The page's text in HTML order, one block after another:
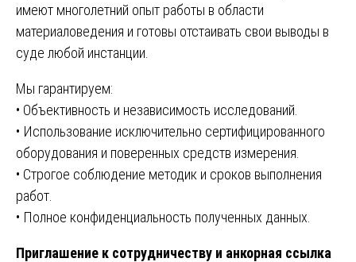
имеют многолетний опыт работы в области
материаловедения и готовы отстаивать свои выводы в
суде любой инстанции.
Мы гарантируем:
• Объективность и независимость исследований.
• Использование исключительно сертифицированного
оборудования и поверенных средств измерения.
• Строгое соблюдение методик и сроков выполнения
работ.
• Полное конфиденциальность полученных данных.
Приглашение к сотрудничеству и анкорная ссылка